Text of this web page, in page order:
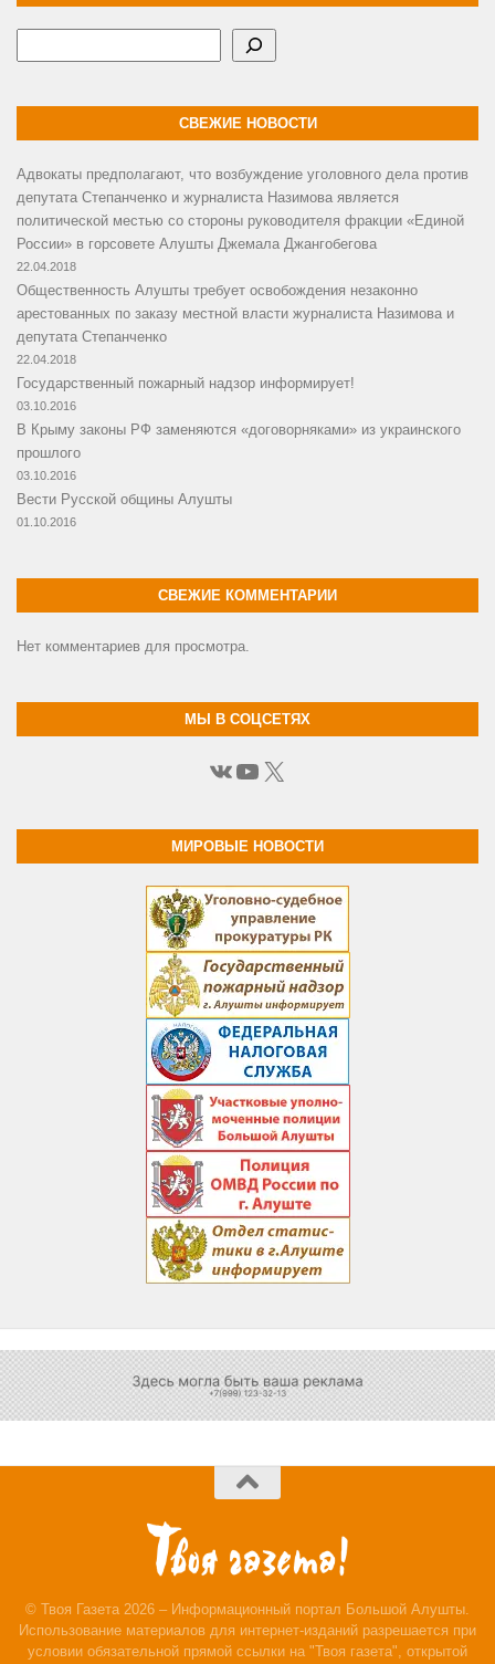
СВЕЖИЕ НОВОСТИ
Адвокаты предполагают, что возбуждение уголовного дела против
депутата Степанченко и журналиста Назимова является
политической местью со стороны руководителя фракции «Единой
России» в горсовете Алушты Джемала Джангобегова
22.04.2018
Общественность Алушты требует освобождения незаконно
арестованных по заказу местной власти журналиста Назимова и
депутата Степанченко
22.04.2018
Государственный пожарный надзор информирует!
03.10.2016
В Крыму законы РФ заменяются «договорняками» из украинского
прошлого
03.10.2016
Вести Русской общины Алушты
01.10.2016
СВЕЖИЕ КОММЕНТАРИИ
Нет комментариев для просмотра.
МЫ В СОЦСЕТЯХ
ВКонтакте
YouTube
X
МИРОВЫЕ НОВОСТИ
© Твоя Газета 2026 – Информационный портал Большой Алушты.
Использование материалов для интернет-изданий разрешается при
условии обязательной прямой ссылки на "Твоя газета", открытой